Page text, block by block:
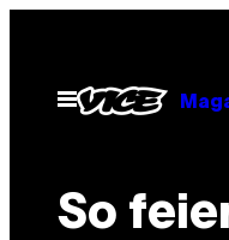
contentOpen
Menu
So